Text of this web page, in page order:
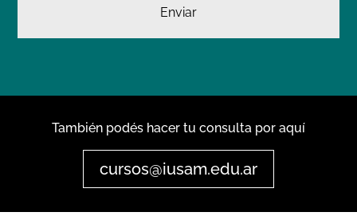
También podés hacer tu consulta por aquí
cursos@iusam.edu.ar